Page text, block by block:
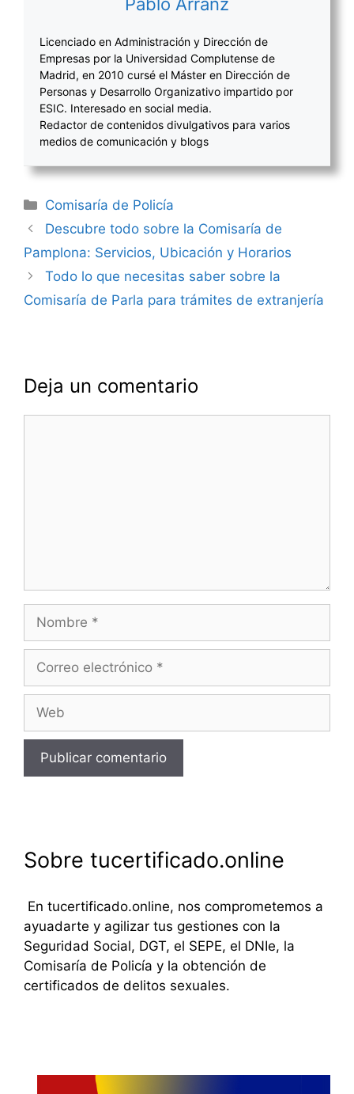
Pablo Arranz
Licenciado en Administración y Dirección de
Empresas por la Universidad Complutense de
Madrid, en 2010 cursé el Máster en Dirección de
Personas y Desarrollo Organizativo impartido por
ESIC. Interesado en social media.
Redactor de contenidos divulgativos para varios
medios de comunicación y blogs
Categorías
Comisaría de Policía
Navegación
de
entradas
Descubre todo sobre la Comisaría de
Pamplona: Servicios, Ubicación y Horarios
Todo lo que necesitas saber sobre la
Comisaría de Parla para trámites de extranjería
Deja un comentario
Nombre
Correo
Web
Sobre tucertificado.online
En tucertificado.online, nos comprometemos a
ayuadarte y agilizar tus gestiones con la
Seguridad Social, DGT, el SEPE, el DNIe, la
Comisaría de Policía y la obtención de
certificados de delitos sexuales.